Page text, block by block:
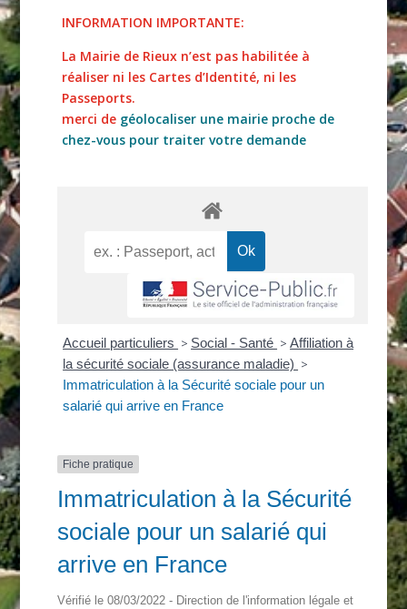
INFORMATION IMPORTANTE:
La Mairie de Rieux n’est pas habilitée à
réaliser ni les Cartes d’Identité, ni les
Passeports.
merci de géolocaliser une mairie proche de
chez-vous pour traiter votre demande
Accueil particuliers > Social - Santé > Affiliation à
la sécurité sociale (assurance maladie) >
Immatriculation à la Sécurité sociale pour un
salarié qui arrive en France
Fiche pratique
Immatriculation à la Sécurité
sociale pour un salarié qui
arrive en France
Vérifié le 08/03/2022 - Direction de l'information légale et